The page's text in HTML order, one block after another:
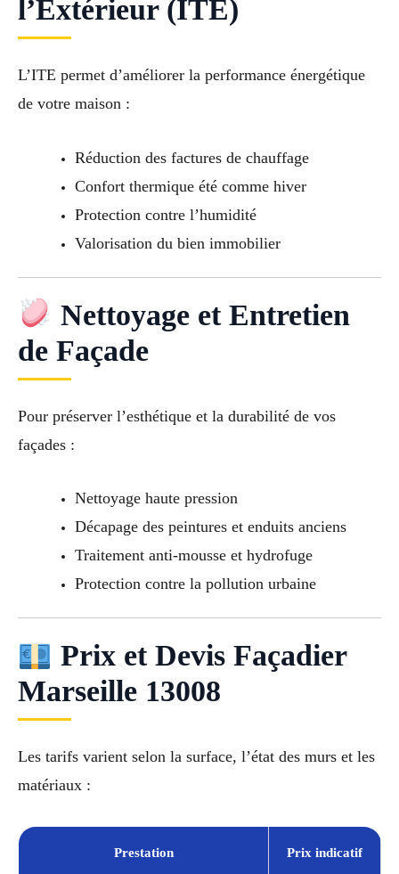
l’Extérieur (ITE)
L’ITE permet d’améliorer la performance énergétique
de votre maison :
Réduction des factures de chauffage
Confort thermique été comme hiver
Protection contre l’humidité
Valorisation du bien immobilier
Nettoyage et Entretien
de Façade
Pour préserver l’esthétique et la durabilité de vos
façades :
Nettoyage haute pression
Décapage des peintures et enduits anciens
Traitement anti-mousse et hydrofuge
Protection contre la pollution urbaine
Prix et Devis Façadier
Marseille 13008
Les tarifs varient selon la surface, l’état des murs et les
matériaux :
Prestation Prix indicatif